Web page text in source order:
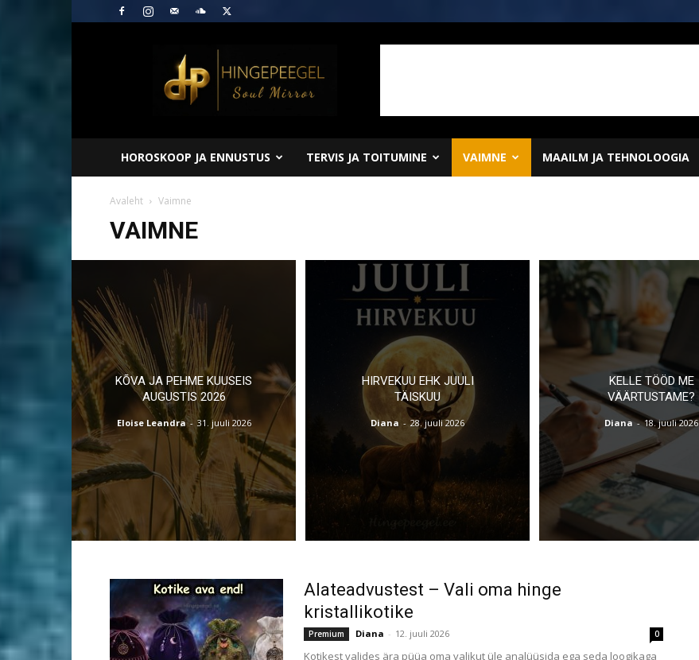
Hingepeegel
HOROSKOOP JA ENNUSTUS TERVIS JA TOITUMINE VAIMNE MAAILM JA TEHNOLOOGIA
Avaleht Vaimne
VAIMNE
KÕVA JA PEHME KUUSEIS
AUGUSTIS 2026
Eloise Leandra - 31. juuli 2026
HIRVEKUU EHK JUULI
TÄISKUU
Diana - 28. juuli 2026
KELLE TÖÖD ME
VÄÄRTUSTAME?
Diana - 18. juuli 2026
Alateadvustest – Vali oma hinge
kristallikotike
Premium Diana - 12. juuli 2026 0
Kotikest valides ära püüa oma valikut üle analüüsida ega seda loogikaga